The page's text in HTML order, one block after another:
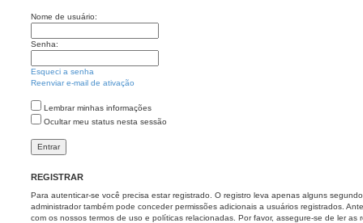
Nome de usuário:
Senha:
Esqueci a senha
Reenviar e-mail de ativação
Lembrar minhas informações
Ocultar meu status nesta sessão
REGISTRAR
Para autenticar-se você precisa estar registrado. O registro leva apenas alguns
administrador também pode conceder permissões adicionais a usuários registrados.
com os nossos termos de uso e políticas relacionadas. Por favor, assegure-se de ler